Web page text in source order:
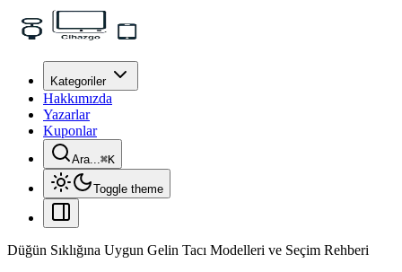
Kategoriler
Hakkımızda
Yazarlar
Kuponlar
Ara...⌘K
Toggle theme
Düğün Sıklığına Uygun Gelin Tacı Modelleri ve Seçim Rehberi